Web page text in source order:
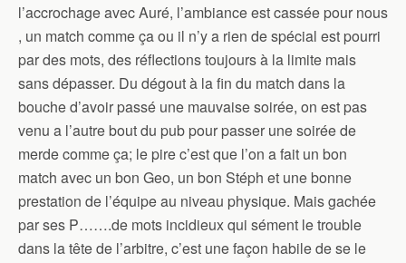
l’accrochage avec Auré, l’ambiance est cassée pour nous
, un match comme ça ou il n’y a rien de spécial est pourri
par des mots, des réflections toujours à la limite mais
sans dépasser. Du dégout à la fin du match dans la
bouche d’avoir passé une mauvaise soirée, on est pas
venu a l’autre bout du pub pour passer une soirée de
merde comme ça; le pire c’est que l’on a fait un bon
match avec un bon Geo, un bon Stéph et une bonne
prestation de l’équipe au niveau physique. Mais gachée
par ses P…….de mots incidieux qui sément le trouble
dans la tête de l’arbitre, c’est une façon habile de se le